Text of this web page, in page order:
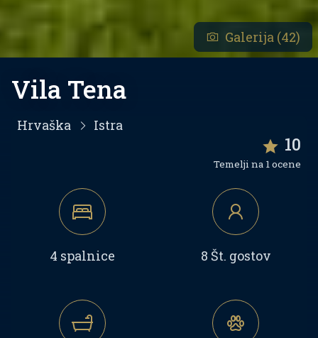
Galerija (42)
Vila Tena
Hrvaška Istra
10
Temelji na 1 ocene
4 spalnice 8 Št. gostov